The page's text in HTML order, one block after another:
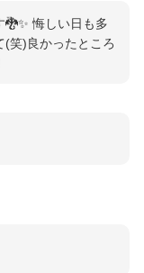
🐉✨ 悔しい日も多
(笑)良かったところ